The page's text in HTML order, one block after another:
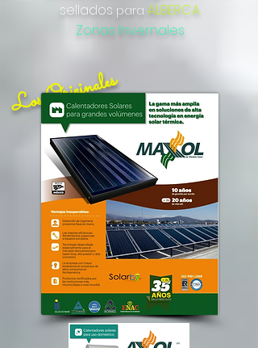
sellados para ALBERCA
Zonas Invernales
Los Originales